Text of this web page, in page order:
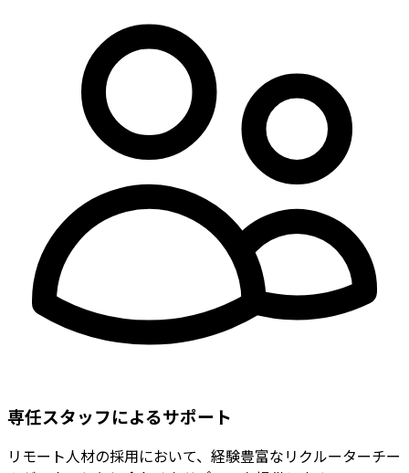
専任スタッフによるサポート
リモート人材の採用において、経験豊富なリクルーターチー